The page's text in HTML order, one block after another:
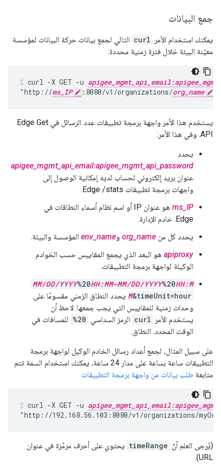
جمع البيانات
يمكنك استخدام الأمر curl التالي لجمع بيانات حركة البيانات لمؤسسة
معيّنة البيئة خلال فترة زمنية محددة:
curl -X GET -u
"http://ms_IP :8080/v1/organizations/org_name
يستخدم هذا الأمر واجهة برمجة تطبيقات عدد الرسائل في Edge Get
API. وفي هذا الأمر:
يحدد
apigee_mgmt_api_email:apigee_mgmt_api_password
عنوان بريد إلكتروني لحساب لديه إمكانية الوصول إلى
واجهات برمجة تطبيقات Edge /stats.
ms_IP
هو عنوان IP أو اسم نظام أسماء النطاقات في
Edge. خادم الإدارة.
يحدد كل من org_name وenv_name المؤسسة والبيئة.
apiproxy هو البعد الذي يجمع المقاييس حسب الخوادم
الوكيلة لواجهة برمجة التطبيقات.
MM/DD/YYYY%20HH:MM~MM/DD/YYYY%20HH:M
M&timeUnit=hour
يحدد النطاق الزمني مقسومًا على
وحدات زمنية للمقاييس التي يجب جمعها. لاحظ أن
يستخدم الأمر
curl الرمز السداسي %20 للمسافات في
الوقت المحدد. النطاق.
على سبيل المثال، لجمع أعداد رسائل الخادم الوكيل لواجهة برمجة
التطبيقات ساعة بساعة على مدار 24 ساعة، يمكنك استخدام السمة تتم
متابعة طلب بيانات من واجهة برمجة التطبيقات
curl -X GET -u
"http://192.168.56.103:8080/v1/organizations/
(يُرجى العلم أنّ timeRange يحتوي على أحرف مرمّزة في عنوان
URL).